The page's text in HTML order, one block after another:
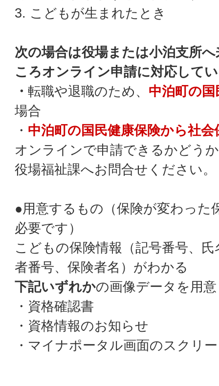
3. こどもが生まれたとき
次の場合は役場または小泊支所
ころオンライン申請に対応して
・ 転職や退職のため、 中泊町の
場合
・ 中泊町の国民健康保険から社
オンラインで申請できるかどう
役場福祉課へお問合せください。
●用意するもの（保険が変わった
必要です）
こどもの保険情報（記号番号、
者番号、保険者名）がわかる
下記いずれかの画像データを用
・資格確認書
・資格情報のお知らせ
・マイナポータル画面のスクリ